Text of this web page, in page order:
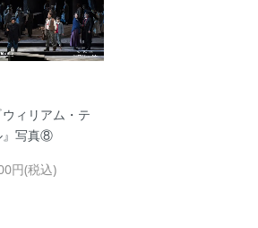
ウィリアム・テ
』写真⑧
円(税込)